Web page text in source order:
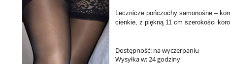
Lecznicze pończochy samonośne –
cienkie, z piękną 11 cm szerokości
Dostępność: na wyczerpaniu
Wysyłka w: 24 godziny